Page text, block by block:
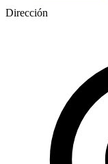
Dirección